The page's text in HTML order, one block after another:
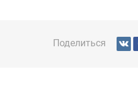
Поделиться